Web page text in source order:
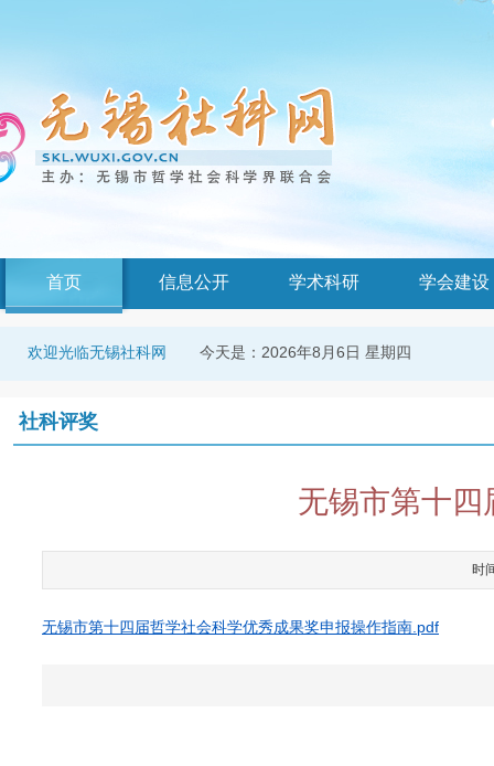
首页 信息公开 学术科研 学会建设
欢迎光临无锡社科网 今天是： 2026年8月6日 星期四
社科评奖
无锡市第十
时
无锡市第十四届哲学社会科学优秀成果奖申报操作指南.pdf